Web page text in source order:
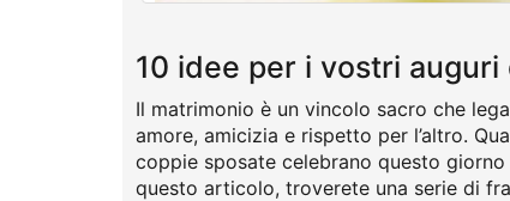
10 idee per i vostri
Il matrimonio è un vincolo sacro che
amore, amicizia e rispetto per l’altro.
coppie sposate celebrano questo giorno
questo articolo, troverete una serie di